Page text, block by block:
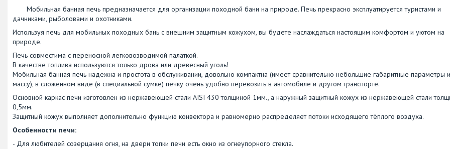
Мобильная банная печь предназначается для организации походной бани на природе. Печь прекрасно эксплуатируется туристами и
дачниками, рыболовами и охотниками.
Используя печь для мобильных походных бань с внешним защитным кожухом, вы будете наслаждаться настоящим комфортом и уютом на
природе.
Печь совместима с переносной легковозводимой палаткой.
В качестве топлива используются только дрова или древесный уголь!
Мобильная банная печь надежна и простота в обслуживании, довольно компактна (имеет сравнительно небольшие габаритные параметры и
массу), в сложенном виде (в специальной сумке) печку очень удобно перевозить в автомобиле и другом транспорте.
Основной каркас печи изготовлен из нержавеющей стали АISI 430 толщиной 1мм., а наружный защитный кожух из нержавеющей стали
0,5мм.
Защитный кожух выполняет дополнительно функцию конвектора и равномерно распределяет потоки исходящего тёплого воздуха.
Особенности печи:
- Для любителей созерцания огня, на двери топки печи есть окно из огнеупорного стекла.